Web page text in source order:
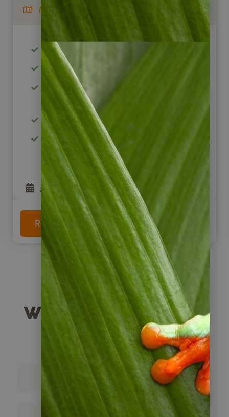
Mietwagenreise
ab / bis Santiago de Chile
ab 2 Personen buchbar
Fahrt ins Colchagua Tal mit tollen
Weingütern
traumhafte Strände bei Matanzas
genießen und entspannen zu Beginn
/ zum Ende Ihrer Chile Reise
5Tage ab
Reise anschauen
Weitere Reisearten
für Chile?
Individualreisen